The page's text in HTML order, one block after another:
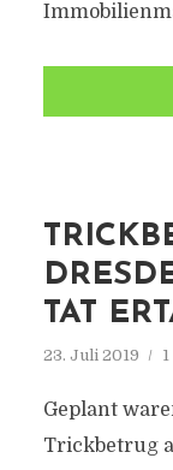
TAT
23. Juli 2019
Geplant
Trickbetrug